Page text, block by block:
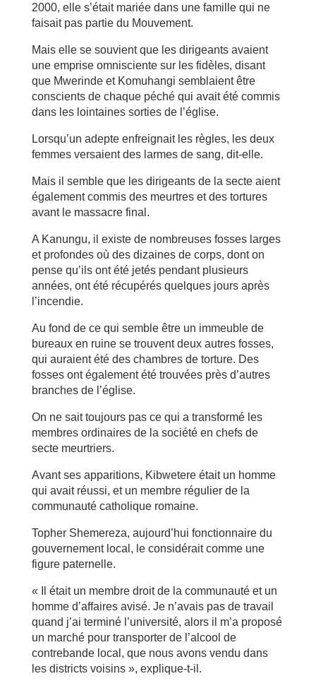
2000, elle s’était mariée dans une famille qui ne
faisait pas partie du Mouvement.
Mais elle se souvient que les dirigeants avaient
une emprise omnisciente sur les fidèles, disant
que Mwerinde et Komuhangi semblaient être
conscients de chaque péché qui avait été commis
dans les lointaines sorties de l’église.
Lorsqu’un adepte enfreignait les règles, les deux
femmes versaient des larmes de sang, dit-elle.
Mais il semble que les dirigeants de la secte aient
également commis des meurtres et des tortures
avant le massacre final.
A Kanungu, il existe de nombreuses fosses larges
et profondes où des dizaines de corps, dont on
pense qu’ils ont été jetés pendant plusieurs
années, ont été récupérés quelques jours après
l’incendie.
Au fond de ce qui semble être un immeuble de
bureaux en ruine se trouvent deux autres fosses,
qui auraient été des chambres de torture. Des
fosses ont également été trouvées près d’autres
branches de l’église.
On ne sait toujours pas ce qui a transformé les
membres ordinaires de la société en chefs de
secte meurtriers.
Avant ses apparitions, Kibwetere était un homme
qui avait réussi, et un membre régulier de la
communauté catholique romaine.
Topher Shemereza, aujourd’hui fonctionnaire du
gouvernement local, le considérait comme une
figure paternelle.
« Il était un membre droit de la communauté et un
homme d’affaires avisé. Je n’avais pas de travail
quand j’ai terminé l’université, alors il m’a proposé
un marché pour transporter de l’alcool de
contrebande local, que nous avons vendu dans
les districts voisins », explique-t-il.